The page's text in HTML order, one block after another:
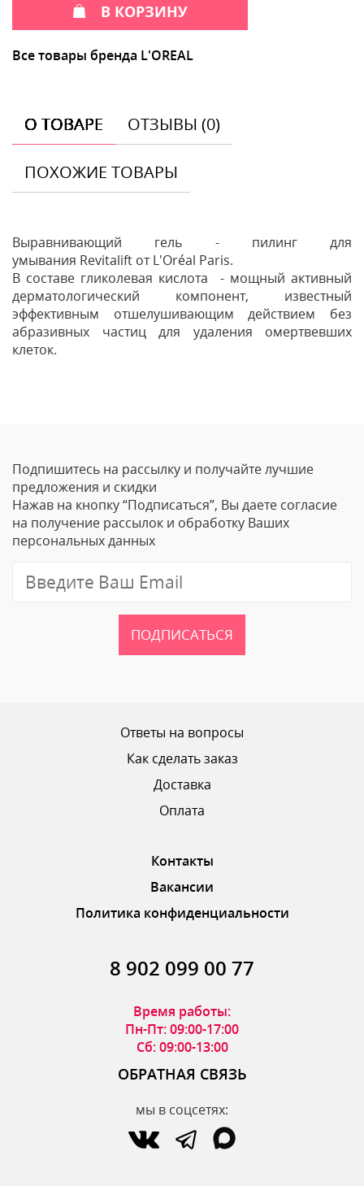
В КОРЗИНУ
Все товары бренда L'OREAL
О ТОВАРЕ ОТЗЫВЫ (0)
ПОХОЖИЕ ТОВАРЫ
Выравнивающий гель - пилинг для
умывания Revitalift от L'Oréal Paris.
В составе гликолевая кислота - мощный активный
дерматологический компонент, известный
эффективным отшелушивающим действием без
абразивных частиц для удаления омертвевших
клеток.
Ваше Имя
Email
ОТПРАВИТЬ ОТЗЫВ
Подпишитесь на рассылку и получайте лучшие
предложения и скидки
Нажав на кнопку “Подписаться”, Вы даете согласие
на получение рассылок и обработку Ваших
персональных данных
ПОДПИСАТЬСЯ
Ответы на вопросы
Как сделать заказ
Доставка
Оплата
Контакты
Вакансии
Политика конфиденциальности
8 902 099 00 77
Время работы:
Пн-Пт: 09:00-17:00
Сб: 09:00-13:00
ОБРАТНАЯ СВЯЗЬ
мы в соцсетях: